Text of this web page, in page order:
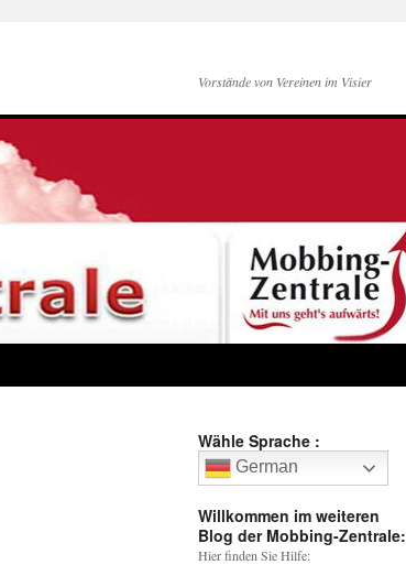
Vorstände von Vereinen im Visier
Wähle Sprache :
German
Willkommen im weiteren
Blog der Mobbing-Zentrale:
Hier finden Sie Hilfe: